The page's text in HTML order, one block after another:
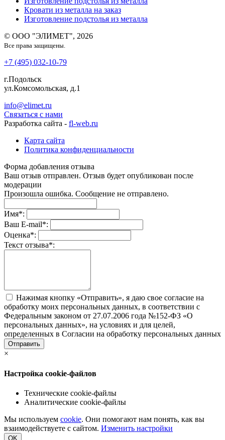
Кровати из металла на заказ
Изготовление подстолья из металла
© ООО "ЭЛИМЕТ", 2026
Все права защищены.
+7 (495) 032-10-79
г.Подольск
ул.Комсомольская, д.1
info@elimet.ru
Связаться с нами
Разработка сайта - fl-web.ru
Карта сайта
Политика конфиденциальности
Форма добавления отзыва
Ваш отзыв отправлен. Отзыв будет опубликован после
модерации
Произошла ошибка. Сообщение не отправлено.
Имя*:
Ваш E-mail*:
Оценка*:
Текст отзыва*:
Нажимая кнопку «Отправить», я даю свое согласие на
обработку моих персональных данных, в соответствии с
Федеральным законом от 27.07.2006 года №152-ФЗ «О
персональных данных», на условиях и для целей,
определенных в Согласии на обработку персональных данных
Отправить
×
Настройка cookie-файлов
Технические cookie-файлы
Аналитические cookie-файлы
Мы используем cookie. Они помогают нам понять, как вы
взаимодействуете с сайтом. Изменить настройки
OK